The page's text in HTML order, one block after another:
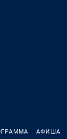
АФИША